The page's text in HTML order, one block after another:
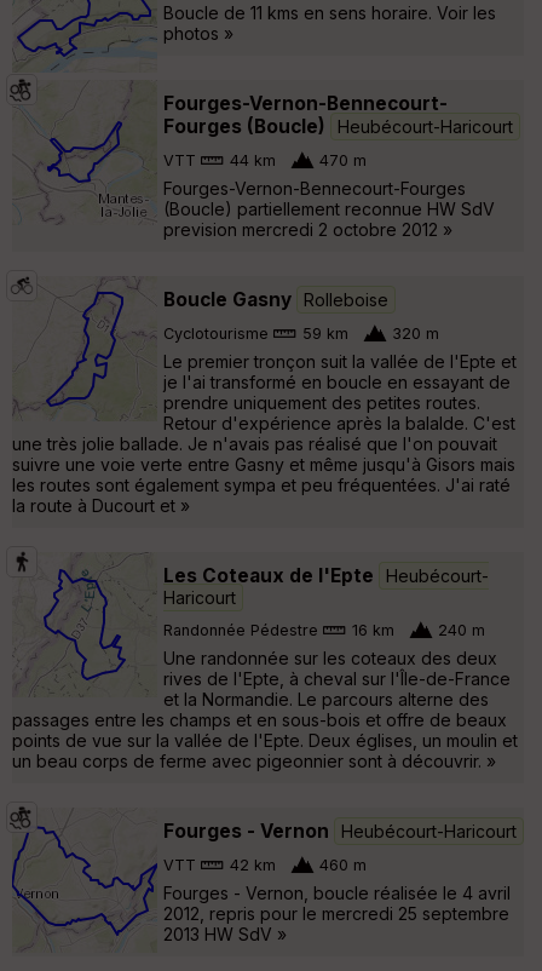
Boucle de 11 kms en sens horaire. Voir les
photos »
Fourges-Vernon-Bennecourt-
Fourges (Boucle)
Heubécourt-Haricourt
VTT 44 km 470 m
Fourges-Vernon-Bennecourt-Fourges
(Boucle) partiellement reconnue HW SdV
prevision mercredi 2 octobre 2012 »
Boucle Gasny Rolleboise
Cyclotourisme 59 km 320 m
Le premier tronçon suit la vallée de l'Epte et
je l'ai transformé en boucle en essayant de
prendre uniquement des petites routes.
Retour d'expérience après la balalde. C'est
une très jolie ballade. Je n'avais pas réalisé que l'on pouvait
suivre une voie verte entre Gasny et même jusqu'à Gisors mais
les routes sont également sympa et peu fréquentées. J'ai raté
la route à Ducourt et »
Les Coteaux de l'Epte
Heubécourt-
Haricourt
Randonnée Pédestre 16 km 240 m
Une randonnée sur les coteaux des deux
rives de l'Epte, à cheval sur l'Île-de-France
et la Normandie. Le parcours alterne des
passages entre les champs et en sous-bois et offre de beaux
points de vue sur la vallée de l'Epte. Deux églises, un moulin et
un beau corps de ferme avec pigeonnier sont à découvrir. »
Fourges - Vernon Heubécourt-Haricourt
VTT 42 km 460 m
Fourges - Vernon, boucle réalisée le 4 avril
2012, repris pour le mercredi 25 septembre
2013 HW SdV »